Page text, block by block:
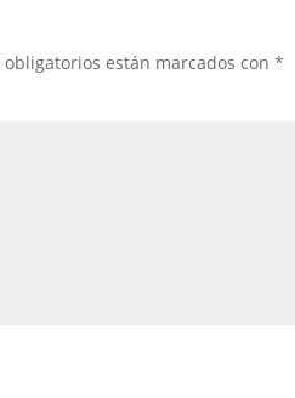
obligatorios están marcados con*